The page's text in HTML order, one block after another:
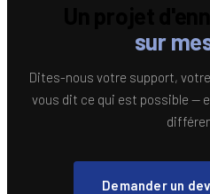
sur
Dites-nous votre support,
vous dit ce qui est possible —
Demander un